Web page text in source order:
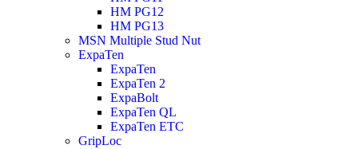
HM PG12
HM PG13
MSN Multiple Stud Nut
ExpaTen
ExpaTen
ExpaTen 2
ExpaBolt
ExpaTen QL
ExpaTen ETC
GripLoc